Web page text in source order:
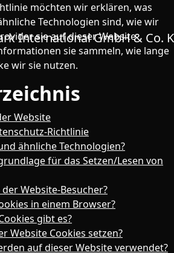
möchten wir erklären, was
Technologien sind, wie wir
sie auf dieser Website
sie sammeln, wie lange
wir sie nutzen.
Website
Richtlinie
ähnliche Technologien?
für das Setzen/Lesen von
Website-Besucher?
in einem Browser?
gibt es?
Website Cookies setzen?
auf dieser Website verwendet?